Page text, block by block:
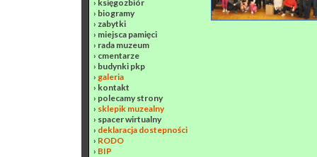
› księgozbiór
› biogramy
› zabytki
› miejsca pamięci
› rada muzeum
› cmentarze
› budynki pkp
› galeria
› kontakt
› polecamy strony
› sklepik muzealny
› spacer wirtualny
› deklaracja dostepności
› RODO
› BIP